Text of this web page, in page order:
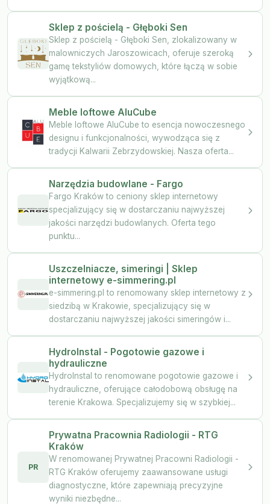
Sklep z pościelą - Głęboki Sen
Sklep z pościelą - Głęboki Sen, zlokalizowany w
malowniczych Jaroszowicach, oferuje szeroką
gamę tekstyliów domowych, które łączą w sobie
wyjątkową...
Meble loftowe AluCube
Meble loftowe AluCube to esencja nowoczesnego
designu i funkcjonalności, wywodząca się z
tradycji Kalwarii Zebrzydowskiej. Nasza oferta...
Narzędzia budowlane - Fargo
Fargo Kraków to ceniony sklep internetowy
specjalizujący się w dostarczaniu najwyższej
jakości narzędzi budowlanych. Oferta tego
punktu...
Uszczelniacze, simeringi | Sklep
internetowy e-simmering.pl
e-simmering.pl to renomowany sklep internetowy z
siedzibą w Krakowie, specjalizujący się w
dostarczaniu najwyższej jakości simeringów i...
HydroInstal - Pogotowie gazowe i
hydrauliczne
HydroInstal to renomowane pogotowie gazowe i
hydrauliczne, oferujące całodobową obsługę na
terenie Krakowa. Specjalizujemy się w szybkiej...
PR
Prywatna Pracownia Radiologii - RTG
Kraków
W renomowanej Prywatnej Pracowni Radiologii -
RTG Kraków oferujemy zaawansowane usługi
diagnostyczne, które zapewniają precyzyjne
wyniki niezbędne...